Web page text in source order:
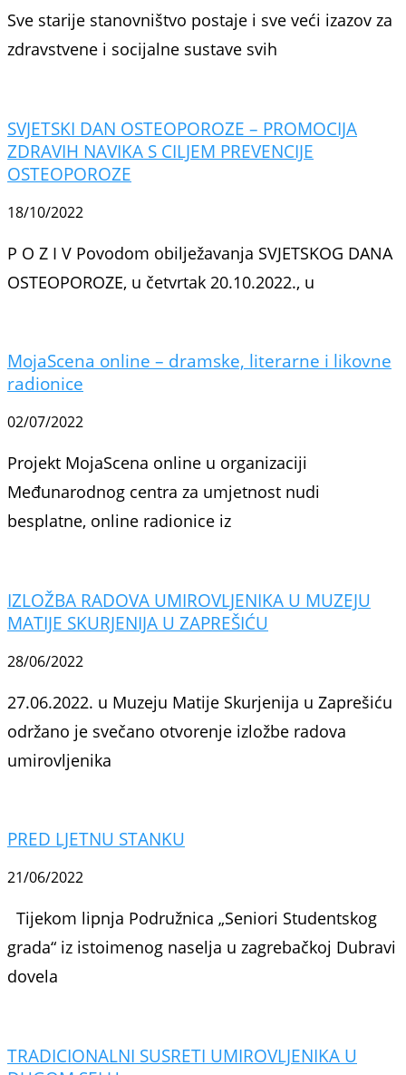
Sve starije stanovništvo postaje i sve veći izazov za
zdravstvene i socijalne sustave svih
SVJETSKI DAN OSTEOPOROZE – PROMOCIJA
ZDRAVIH NAVIKA S CILJEM PREVENCIJE
OSTEOPOROZE
18/10/2022
P O Z I V Povodom obilježavanja SVJETSKOG DANA
OSTEOPOROZE, u četvrtak 20.10.2022., u
MojaScena online – dramske, literarne i likovne
radionice
02/07/2022
Projekt MojaScena online u organizaciji
Međunarodnog centra za umjetnost nudi
besplatne, online radionice iz
IZLOŽBA RADOVA UMIROVLJENIKA U MUZEJU
MATIJE SKURJENIJA U ZAPREŠIĆU
28/06/2022
27.06.2022. u Muzeju Matije Skurjenija u Zaprešiću
održano je svečano otvorenje izložbe radova
umirovljenika
PRED LJETNU STANKU
21/06/2022
Tijekom lipnja Podružnica „Seniori Studentskog
grada“ iz istoimenog naselja u zagrebačkoj Dubravi
dovela
TRADICIONALNI SUSRETI UMIROVLJENIKA U